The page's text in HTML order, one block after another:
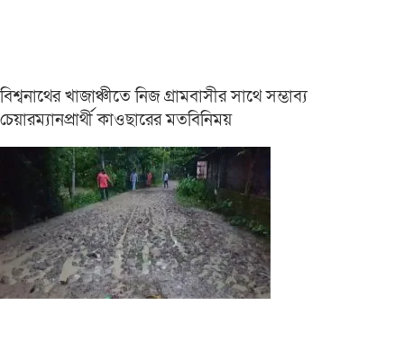
বিশ্বনাথের খাজাঞ্চীতে নিজ গ্রামবাসীর সাথে সম্ভাব্য
চেয়ারম্যানপ্রার্থী কাওছারের মতবিনিময়